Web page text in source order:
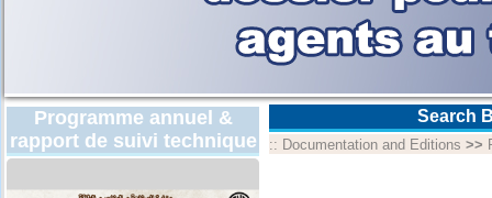
Programme annuel &
rapport de suivi technique
Search
:: Documentation and Editions >>